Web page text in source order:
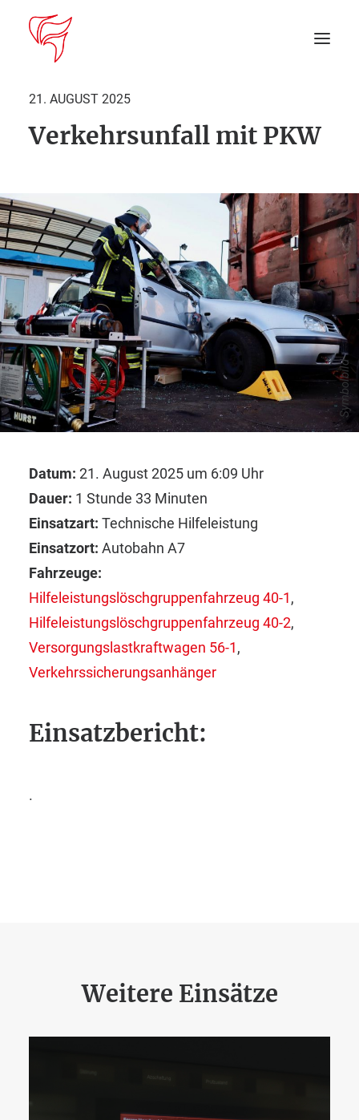
Startseite
DEIN EINSATZ
Suche
21. AUGUST 2025
Verkehrsunfall mit PKW
Symbolbild
Datum: 21. August 2025 um 6:09 Uhr
Dauer: 1 Stunde 33 Minuten
Einsatzart: Technische Hilfeleistung
Einsatzort: Autobahn A7
Fahrzeuge:
Hilfeleistungslöschgruppenfahrzeug 40-1,
Hilfeleistungslöschgruppenfahrzeug 40-2,
Versorgungslastkraftwagen 56-1,
Verkehrssicherungsanhänger
Einsatzbericht:
.
Weitere Einsätze